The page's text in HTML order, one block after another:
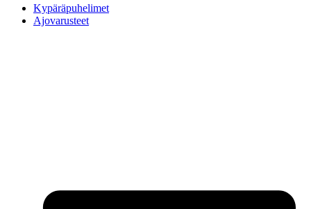
Kypäräpuhelimet
Ajovarusteet